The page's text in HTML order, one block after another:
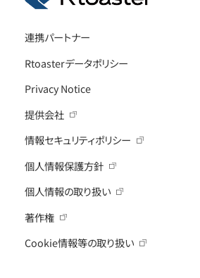
連携パートナー
Rtoasterデータポリシー
Privacy Notice
提供会社
情報セキュリティポリシー
個人情報保護方針
個人情報の取り扱い
著作権
Cookie情報等の取り扱い